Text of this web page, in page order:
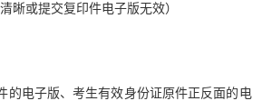
晰或提交复印件电子版无效）
的电子版、考生有效身份证原件正反面的电